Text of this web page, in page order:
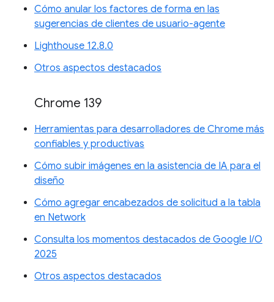
Cómo anular los factores de forma en las
sugerencias de clientes de usuario-agente
Lighthouse 12.8.0
Otros aspectos destacados
Chrome 139
Herramientas para desarrolladores de Chrome más
confiables y productivas
Cómo subir imágenes en la asistencia de IA para el
diseño
Cómo agregar encabezados de solicitud a la tabla
en Network
Consulta los momentos destacados de Google I/O
2025
Otros aspectos destacados